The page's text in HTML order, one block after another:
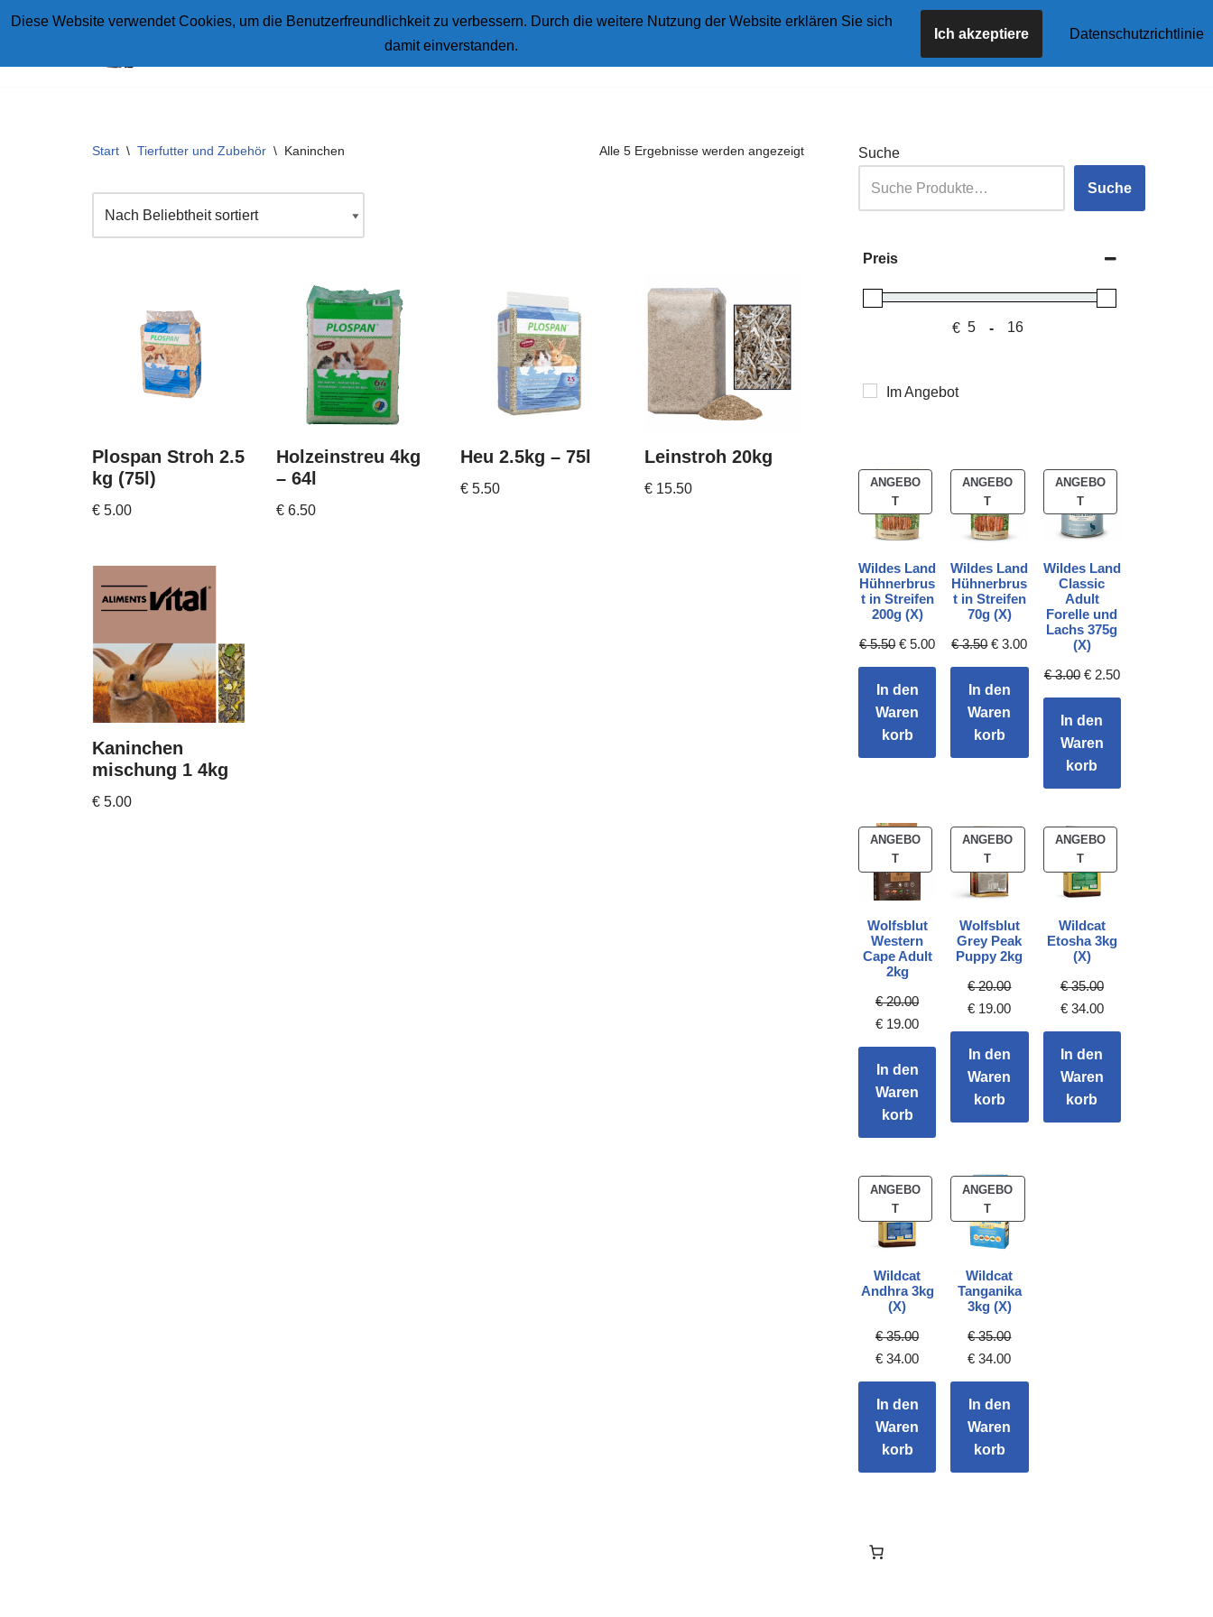
Shop Blog Kontakt
Start \ Tierfutter und Zubehör \ Kaninchen Alle 5 Ergebnisse werden angezeigt
Plospan Stroh 2.5
kg (75l)
€ 5.00
Holzeinstreu 4kg
– 64l
€6.50
Heu 2.5kg – 75l
€5.50
Leinstroh 20kg
€15.50
Kaninchen
mischung 1 4kg
€ 5.00
Suche
Suche
Preis
€ -
Im Angebot
ANGEBO
T
Wildes Land
Hühnerbrus
t in Streifen
200g (X)
€5.50 € 5.00
In den
Waren
korb
ANGEBO
T
Wildes Land
Hühnerbrus
t in Streifen
70g (X)
€3.50 € 3.00
In den
Waren
korb
ANGEBO
T
Wildes Land
Classic
Adult
Forelle und
Lachs 375g
(X)
€3.00 €2.50
In den
Waren
korb
ANGEBO
T
Wolfsblut
Western
Cape Adult
2kg
€20.00
€ 19.00
In den
Waren
korb
ANGEBO
T
Wolfsblut
Grey Peak
Puppy 2kg
€20.00
€ 19.00
In den
Waren
korb
ANGEBO
T
Wildcat
Etosha 3kg
(X)
€35.00
€34.00
In den
Waren
korb
ANGEBO
T
Wildcat
Andhra 3kg
(X)
€35.00
€ 34.00
In den
Waren
korb
ANGEBO
T
Wildcat
Tanganika
3kg (X)
€35.00
€ 34.00
In den
Waren
korb
Diese Website verwendet Cookies, um die Benutzerfreundlichkeit zu verbessern. Durch die weitere Nutzung der Website erklären Sie sich
damit einverstanden.
Ich akzeptiere Datenschutzrichtlinie